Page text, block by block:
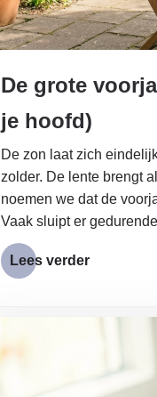
De grote
je hoofd)
De zon laat zich
zolder. De lente brengt
noemen we dat de
Vaak sluipt er
Lees verder